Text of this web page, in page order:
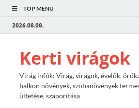
TOP MENU
2026.08.08.
Kerti virágok
Virág infók: Virág, virágok, évelők,
balkon növények, szobanövények
ültetése, szaporítása